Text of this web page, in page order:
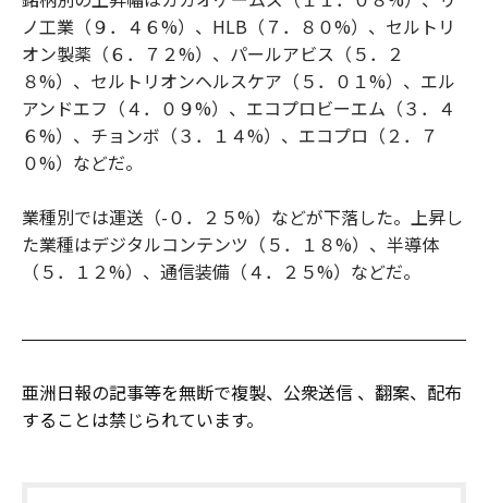
ノ工業（９．４６%）、HLB（７．８０%）、セルトリ
オン製薬（６．７２%）、パールアビス（５．２
８%）、セルトリオンヘルスケア（５．０１%）、エル
アンドエフ（４．０９%）、エコプロビーエム（３．４
６%）、チョンボ（３．１４%）、エコプロ（２．７
０%）などだ。
業種別では運送（-０．２５%）などが下落した。上昇し
た業種はデジタルコンテンツ（５．１８%）、半導体
（５．１２%）、通信装備（４．２５%）などだ。
亜洲日報の記事等を無断で複製、公衆送信 、翻案、配布
することは禁じられています。